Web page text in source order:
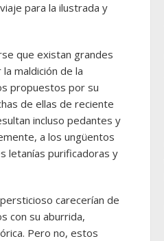
para la ilustrada y
que existan grandes
maldición de la
propuestos por su
de ellas de reciente
incluso pedantes y
a los ungüentos
letanías purificadoras y
carecerían de
con su aburrida,
Pero no, estos